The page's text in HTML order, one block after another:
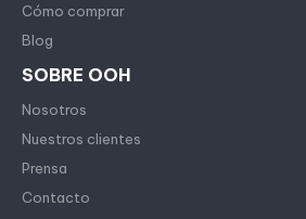
Cómo comprar
Blog
SOBRE OOH
Nosotros
Nuestros clientes
Prensa
Contacto